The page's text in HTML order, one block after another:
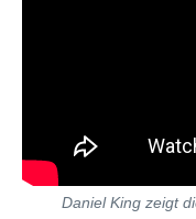
Daniel King zeigt